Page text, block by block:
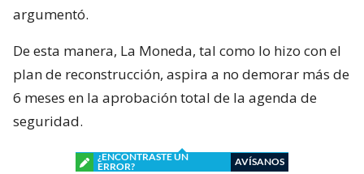
argumentó.
De esta manera, La Moneda, tal como lo hizo con el
plan de reconstrucción, aspira a no demorar más de
6 meses en la aprobación total de la agenda de
seguridad.
¿ENCONTRASTE UN
ERROR?
AVÍSANOS